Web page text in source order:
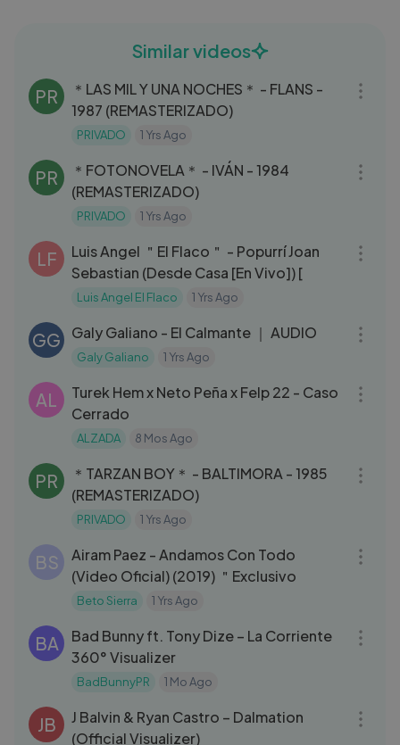
Similar videos
PR
＊LAS MIL Y UNA NOCHES＊ - FLANS -
1987 (REMASTERIZADO)
PRIVADO 1 Yrs Ago
PR
＊FOTONOVELA＊ - IVÁN - 1984
(REMASTERIZADO)
PRIVADO 1 Yrs Ago
LF
Luis Angel ＂El Flaco＂ - Popurrí Joan
Sebastian (Desde Casa [En Vivo]) [
Luis Angel El Flaco 1 Yrs Ago
GG Galy Galiano - El Calmante ｜ AUDIO
Galy Galiano 1 Yrs Ago
AL
Turek Hem x Neto Peña x Felp 22 - Caso
Cerrado
ALZADA 8 Mos Ago
PR
＊TARZAN BOY＊ - BALTIMORA - 1985
(REMASTERIZADO)
PRIVADO 1 Yrs Ago
BS
Airam Paez - Andamos Con Todo
(Video Oficial) (2019) ＂Exclusivo
Beto Sierra 1 Yrs Ago
BA
Bad Bunny ft. Tony Dize – La Corriente
360° Visualizer
BadBunnyPR 1 Mo Ago
JB
J Balvin & Ryan Castro – Dalmation
(Official Visualizer)